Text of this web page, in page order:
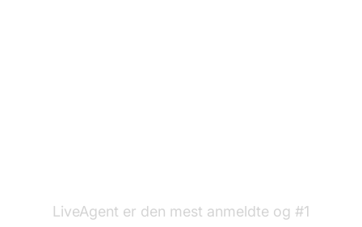
LiveAgent er den mest anmeldte og #1